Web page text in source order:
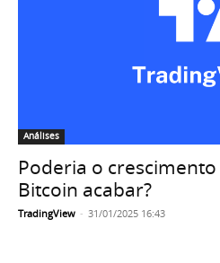
Análises
Poderia o
Bitcoin acabar?
TradingView - 31/01/2025 16:43